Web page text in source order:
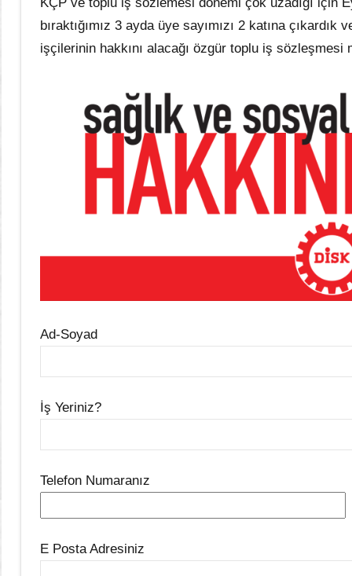
KÇP ve toplu iş sözlemesi dönemi çok uzadığı için
bıraktığımız 3 ayda üye sayımızı 2 katına
işçilerinin hakkını alacağı özgür toplu iş
Ad-Soyad
İş Yeriniz?
Telefon Numaranız
E Posta Adresiniz